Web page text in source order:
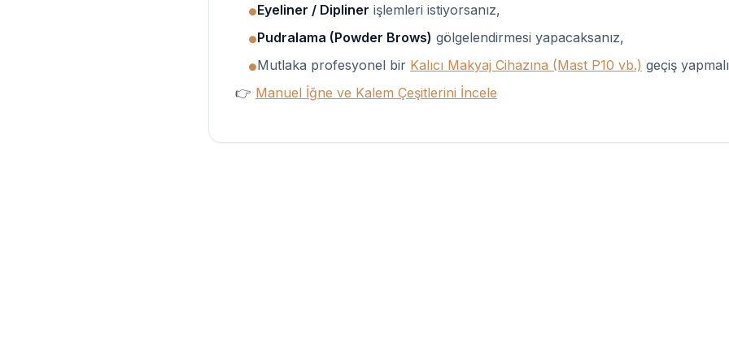
●Eyeliner / Dipliner işlemleri istiyorsanız,
●Pudralama (Powder Brows) gölgelendirmesi yapacaksanız,
●Mutlaka profesyonel bir Kalıcı Makyaj Cihazına (Mast P10 vb.) geçiş
👉 Manuel İğne ve Kalem Çeşitlerini İncele